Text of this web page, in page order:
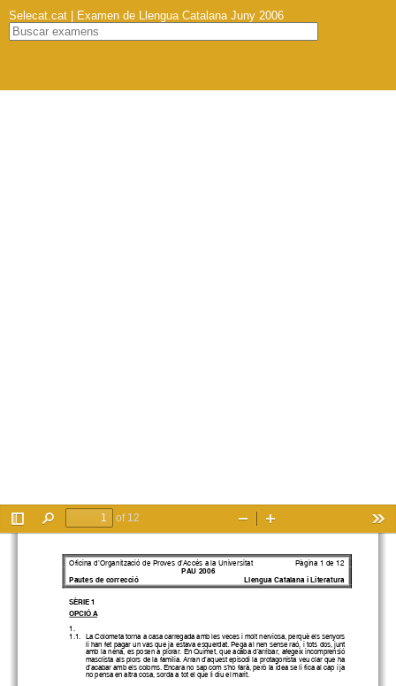
Selecat.cat | Examen de Llengua Catalana Juny 2006